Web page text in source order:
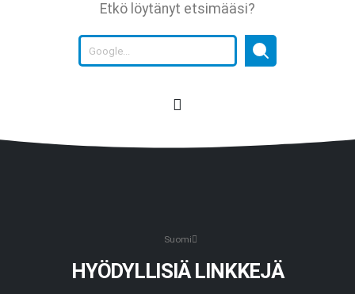
Etkö löytänyt etsimääsi?
Suomi
HYÖDYLLISIÄ LINKKEJÄ